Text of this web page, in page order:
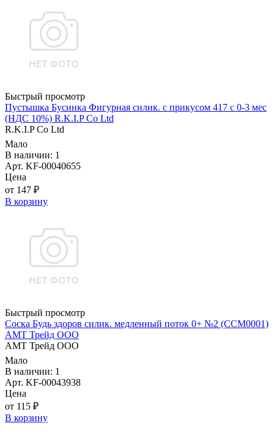
Быстрый просмотр
Пустышка Бусинка Фигурная силик. с прикусом 417 с 0-3 мес
(НДС 10%) R.K.I.P Co Ltd
R.K.I.P Co Ltd
Мало
В наличии: 1
Арт. KF-00040655
Цена
от 147 ₽
В корзину
Быстрый просмотр
Соска Будь здоров силик. медленный поток 0+ №2 (ССМ0001)
АМТ Трейд ООО
АМТ Трейд ООО
Мало
В наличии: 1
Арт. KF-00043938
Цена
от 115 ₽
В корзину